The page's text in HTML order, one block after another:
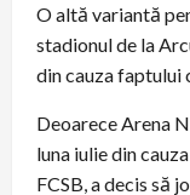
O altă variantă
stadionul de la
din cauza faptului
Deoarece Arena
luna iulie din
FCSB, a decis să